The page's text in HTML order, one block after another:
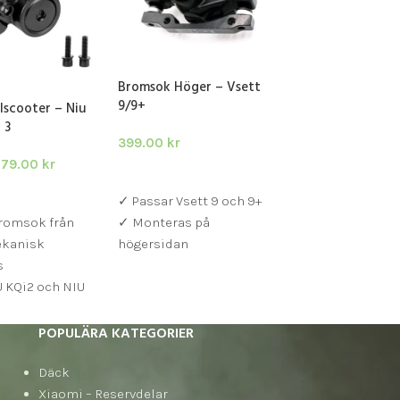
– Niu
kr
från
KQi2 och NIU
med
Bromsok Höger – Vsett
9/9+
399.00 kr
✓ Passar Vsett 9 och 9+
✓ Monteras på
högersidan
POPULÄRA KATEGORIER
Däck
Xiaomi – Reservdelar